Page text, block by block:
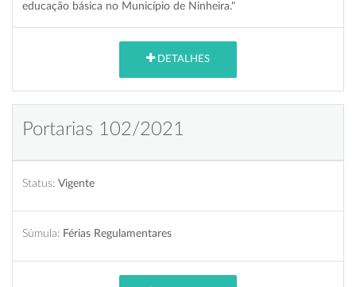
educação básica no Município de Ninheira."
DETALHES
Portarias 102/2021
Status: Vigente
Súmula: Férias Regulamentares